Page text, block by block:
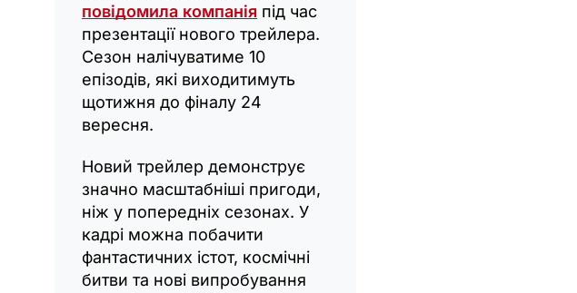
повідомила компанія під час
презентації нового трейлера.
Сезон налічуватиме 10
епізодів, які виходитимуть
щотижня до фіналу 24
вересня.
Новий трейлер демонструє
значно масштабніші пригоди,
ніж у попередніх сезонах. У
кадрі можна побачити
фантастичних істот, космічні
битви та нові випробування